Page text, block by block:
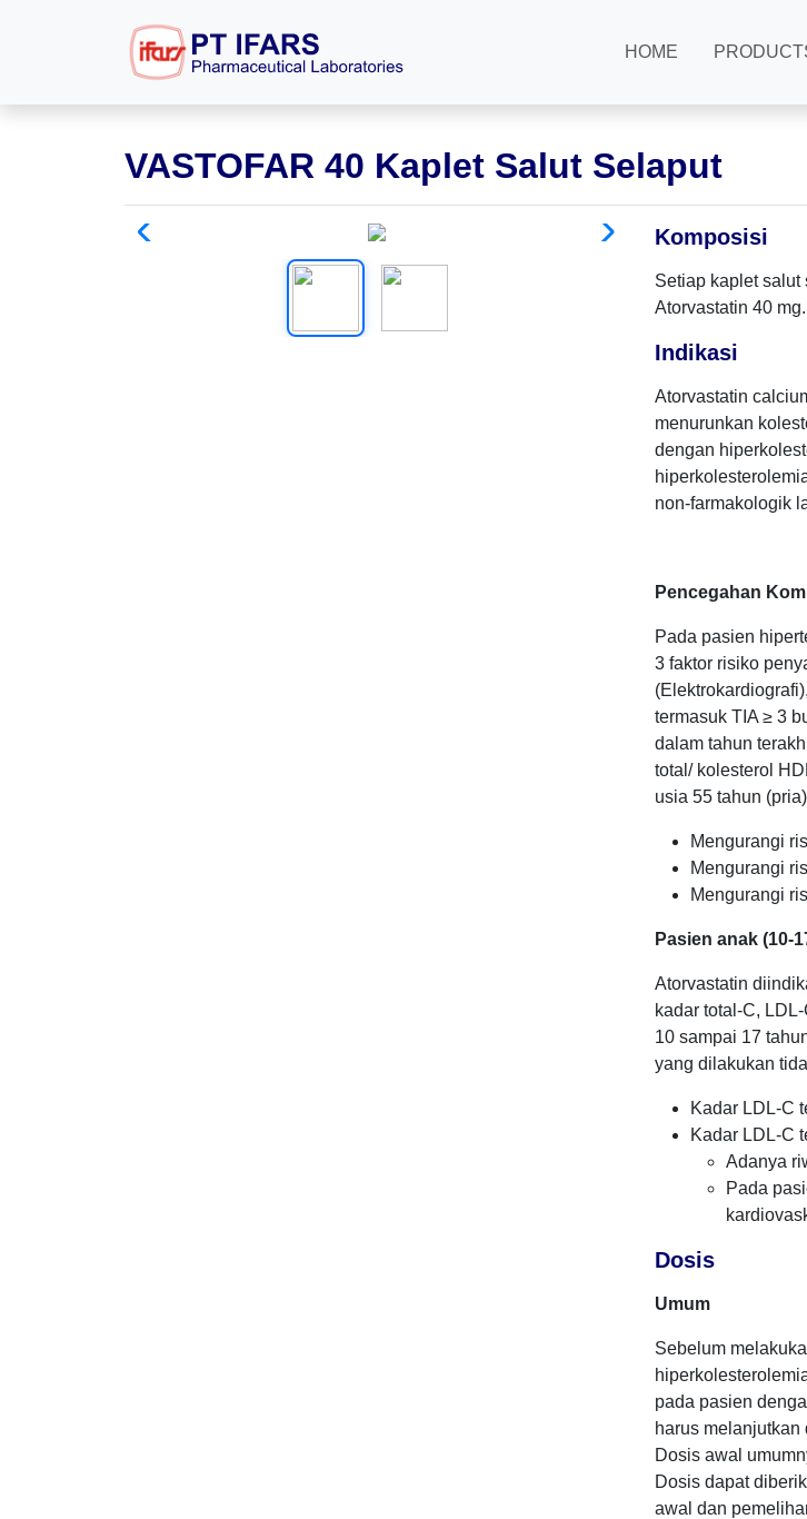
HOME
VASTOFAR 40 Kaplet Salut Selaput
Komposisi
Setiap kaplet salut
Atorvastatin 40 mg.
Indikasi
Atorvastatin
menurunkan
dengan
non-farmakologik
Pencegahan
Pada pasien
3 faktor risiko
termasuk TIA ≥ 3
dalam tahun
total/ kolesterol
usia 55 tahun
Mengurangi
Mengurangi
Mengurangi
Pasien anak (10-
Atorvastatin
kadar total-C,
10 sampai 17
yang dilakukan
Kadar LDL-C
Kadar LDL-C
Adanya
Pada
Dosis
Umum
Sebelum
pada pasien
harus
Dosis awal
Dosis dapat
awal dan